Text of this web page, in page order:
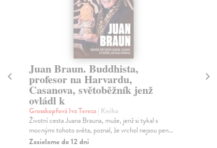
Juan Braun. Buddhista,
profesor na Harvardu,
Casanova, světoběžník jenž
ovládl k
Grosskopfová Iva Tereza| Kniha
Životní cesta Juana Brauna, muže, jenž si tykal s
mocnými tohoto světa, poznal, že vrchol nejsou pen...
Zasielame do 12 dní